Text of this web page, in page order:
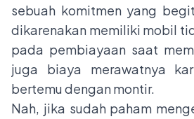
sebuah komitmen yang
dikarenakan memiliki mobil
pada pembiayaan saat
juga biaya merawatnya
bertemu dengan montir.
Nah, jika sudah paham